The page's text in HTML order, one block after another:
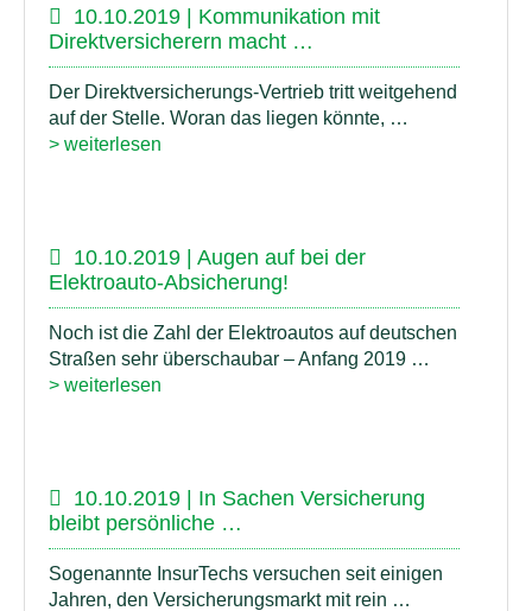
10.10.2019 | Kommunikation mit
Direktversicherern macht …
Der Direktversicherungs-Vertrieb tritt weitgehend
auf der Stelle. Woran das liegen könnte, …
> weiterlesen
10.10.2019 | Augen auf bei der
Elektroauto-Absicherung!
Noch ist die Zahl der Elektroautos auf deutschen
Straßen sehr überschaubar – Anfang 2019 …
> weiterlesen
10.10.2019 | In Sachen Versicherung
bleibt persönliche …
Sogenannte InsurTechs versuchen seit einigen
Jahren, den Versicherungsmarkt mit rein …